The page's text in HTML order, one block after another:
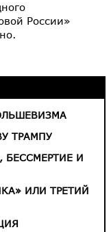
России»
ТРАМПУ
БЕССМЕРТИЕ И
ИЛИ ТРЕТИЙ